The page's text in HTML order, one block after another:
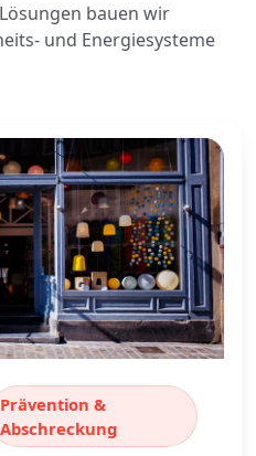
bauen wir
und Energiesysteme
Prävention &
Abschreckung